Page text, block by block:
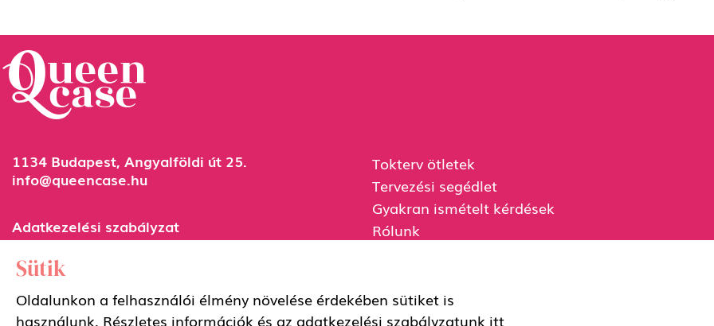
Tokterv ötletek
Tervezési segédlet
Gyakran ismételt kérdések
Rólunk
Miért válassz minket?
1134 Budapest, Angyalföldi út 25.
info@queencase.hu
Adatkezelési szabályzat
Általános szerződési feltételek
Sütik
Oldalunkon a felhasználói élmény növelése érdekében sütiket is
használunk. Részletes információk és az adatkezelési szabályzatunk itt